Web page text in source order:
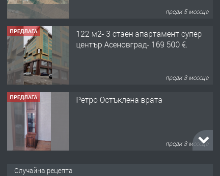
преди 5 месеца
ПРЕДЛАГА
122 м2- 3 стаен апартамент супер
център Асеновград- 169 500 €.
преди 3 месеца
ПРЕДЛАГА Ретро Остъклена врата
преди 3 месеца
Случайна рецепта